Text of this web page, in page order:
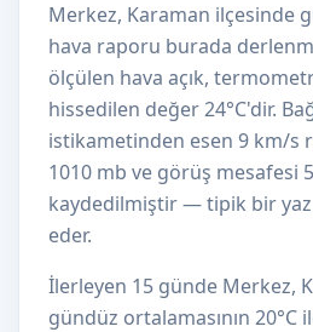
Merkez, Karaman ilçesinde
hava raporu burada
ölçülen hava açık,
hissedilen değer 24°C'dir.
istikametinden esen 9 km/s
1010 mb ve görüş mesafesi
kaydedilmiştir — tipik bir
eder.
İlerleyen 15 günde Merkez,
gündüz ortalamasının 20°C